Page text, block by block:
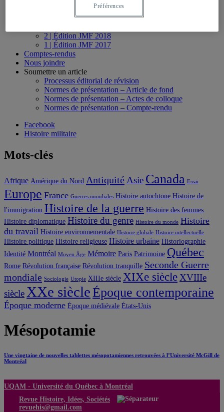
5 | Édition JMF 2022
4 | Édition JMF 2020-21
2 | Édition JMF 2018
1 | Édition JMF 2017
Comptes-rendus
Nous joindre
Soumettre un article
Processus éditorial de révision
Normes de présentation – Article de fond
Normes de présentation – Actes de colloque
Normes de présentation – Compte-rendu
Facebook
Histoire militaire
Mots-clés
Afrique Amérique du Nord Antiquité Asie Canada Essai
Europe France Guerres mondiales Histoire autochtone Histoire de
l'immigration Histoire de la guerre Histoire des femmes
Histoire diplomatique Histoire du genre Histoire du monde Histoire
du travail Histoire environnementale Histoire globale Histoire intellectuelle
Histoire politique Histoire religieuse Histoire urbaine Historiographie
Identité Montréal Moyen Âge Mémoire Paris Patrimoine Québec
Rome Révolution française Révolution tranquille Seconde Guerre
mondiale Sociologie Utopie XIIIe siècle XIXe siècle XVIIIe
siècle XXe siècle Époque contemporaine
Époque moderne Époque médiévale États-Unis
Mésopotamie
Une vingtaine de nouvelles tablettes mésopotamiennes retrouvées à l’Université McGill de
Montréal
UQAM - Université du Québec à Montréal
Revue Histoire, Idées, Sociétés
revuehis@gmail.com
Préférences